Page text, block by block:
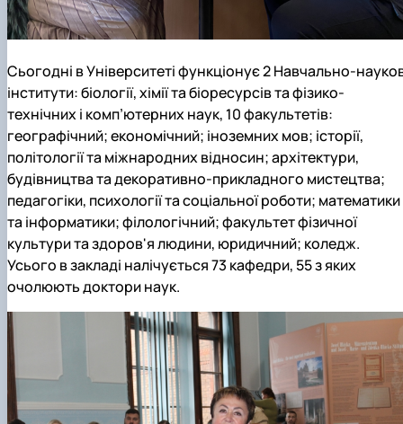
Сьогодні в Університеті функціонує 2 Навчально-
інститути: біології, хімії та біоресурсів та фізико-
технічних і комп’ютерних наук, 10 факультетів:
географічний; економічний; іноземних мов; історії,
політології та міжнародних відносин; архітектури,
будівництва та декоративно-прикладного мистецтва;
педагогіки, психології та соціальної роботи; математики
та інформатики; філологічний; факультет фізичної
культури та здоров'я людини, юридичний; коледж.
Усього в закладі налічується 73 кафедри, 55 з яких
очолюють доктори наук.